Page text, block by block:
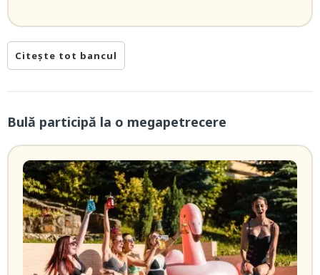
Citește tot bancul
Bulă participă la o megapetrecere